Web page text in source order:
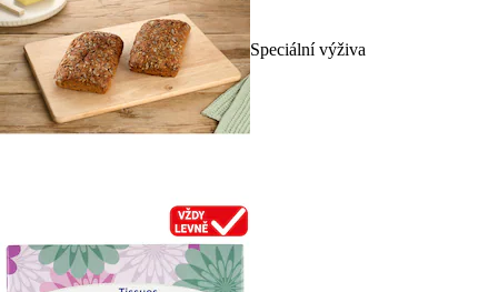
Speciální výživa